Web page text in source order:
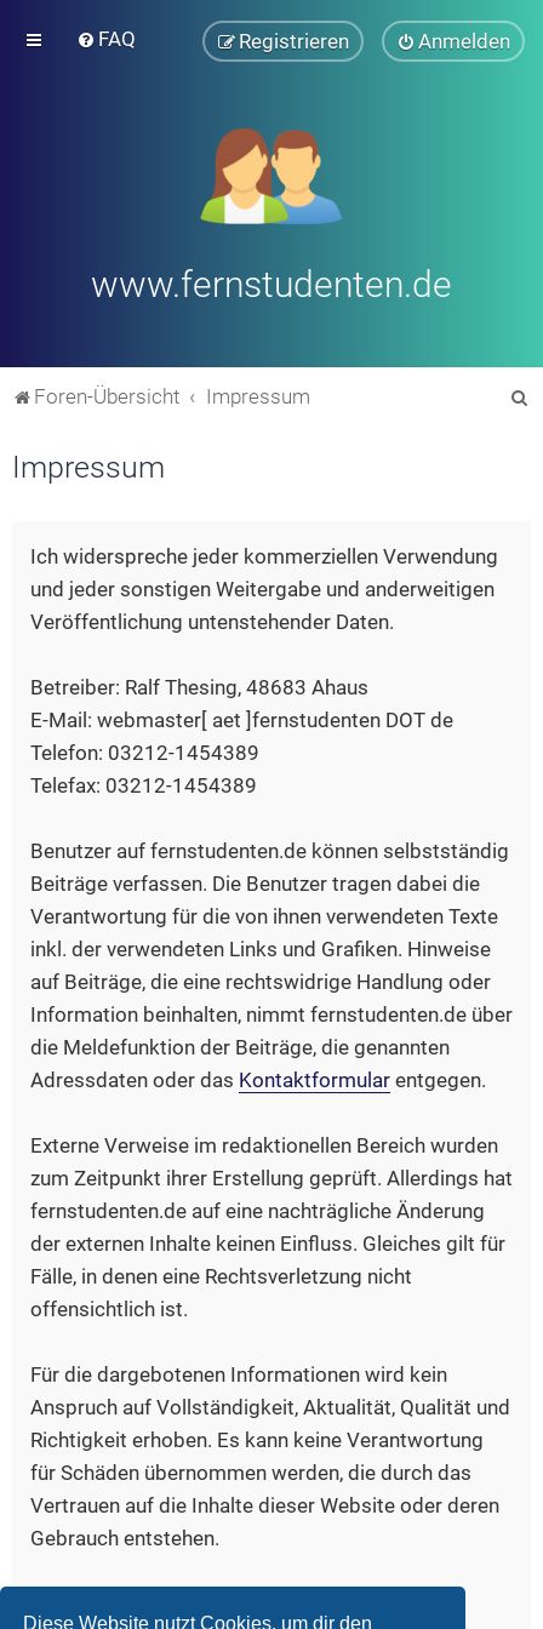
Diese Website nutzt Cookies, um dir den
FAQ Anmelden
Registrieren
www.fernstudenten.de
Foren-Übersicht Impressum
Impressum
Ich widerspreche jeder kommerziellen Verwendung
und jeder sonstigen Weitergabe und anderweitigen
Veröffentlichung untenstehender Daten.
Betreiber: Ralf Thesing, 48683 Ahaus
E-Mail: webmaster[ aet ]fernstudenten DOT de
Telefon: 03212-1454389
Telefax: 03212-1454389
Benutzer auf fernstudenten.de können selbstständig
Beiträge verfassen. Die Benutzer tragen dabei die
Verantwortung für die von ihnen verwendeten Texte
inkl. der verwendeten Links und Grafiken. Hinweise
auf Beiträge, die eine rechtswidrige Handlung oder
Information beinhalten, nimmt fernstudenten.de über
die Meldefunktion der Beiträge, die genannten
Adressdaten oder das Kontaktformular entgegen.
Externe Verweise im redaktionellen Bereich wurden
zum Zeitpunkt ihrer Erstellung geprüft. Allerdings hat
fernstudenten.de auf eine nachträgliche Änderung
der externen Inhalte keinen Einfluss. Gleiches gilt für
Fälle, in denen eine Rechtsverletzung nicht
offensichtlich ist.
Für die dargebotenen Informationen wird kein
Anspruch auf Vollständigkeit, Aktualität, Qualität und
Richtigkeit erhoben. Es kann keine Verantwortung
für Schäden übernommen werden, die durch das
Vertrauen auf die Inhalte dieser Website oder deren
Gebrauch entstehen.